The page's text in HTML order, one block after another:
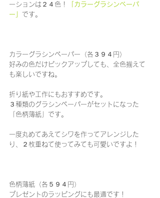
ーションは２４色！
「カラーグラシンペーパ
ー」 です。
カラーグラシンペーパー（各３９４円）
好みの色だけピックアップしても、全色揃えて
も楽しいですね。
折り紙や工作にもおすすめです。
３種類のグラシンペーパーがセットになった
「色柄薄紙」です。
一度丸めてあえてシワを作ってアレンジした
り、２枚重ねて使ってみても可愛いですよ！
色柄薄紙（各５９４円）
プレゼントのラッピングにも最適です！